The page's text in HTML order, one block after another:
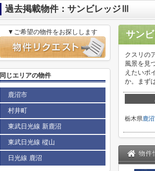
過去掲載物件：サンビレッジⅢ
サン
クスリの
風景を見
えたいポ
か。まず
栃木県鹿
物件
▼ご希望の物件をお探しします
同じエリアの物件
鹿沼市
村井町
東武日光線 新鹿沼
東武日光線 樅山
日光線 鹿沼